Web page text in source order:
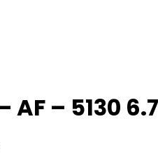
AF – 5130